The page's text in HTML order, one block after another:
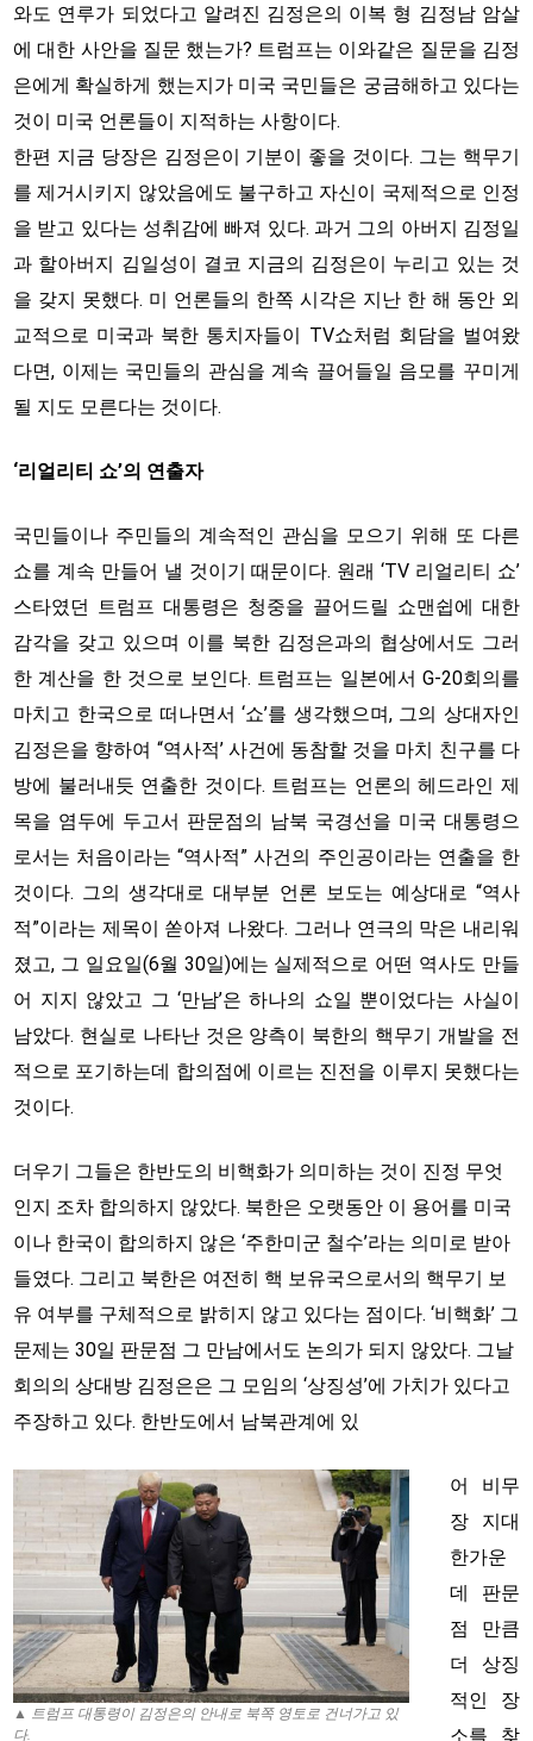
와도 연루가 되었다고 알려진 김정은의 이복 형 김정남 암살
에 대한 사안을 질문 했는가? 트럼프는 이와같은 질문을 김정
은에게 확실하게 했는지가 미국 국민들은 궁금해하고 있다는
것이 미국 언론들이 지적하는 사항이다.
한편 지금 당장은 김정은이 기분이 좋을 것이다. 그는 핵무기
를 제거시키지 않았음에도 불구하고 자신이 국제적으로 인정
을 받고 있다는 성취감에 빠져 있다. 과거 그의 아버지 김정일
과 할아버지 김일성이 결코 지금의 김정은이 누리고 있는 것
을 갖지 못했다. 미 언론들의 한쪽 시각은 지난 한 해 동안 외
교적으로 미국과 북한 통치자들이 TV쇼처럼 회담을 벌여왔
다면, 이제는 국민들의 관심을 계속 끌어들일 음모를 꾸미게
될 지도 모른다는 것이다.
‘리얼리티 쇼’의 연출자
국민들이나 주민들의 계속적인 관심을 모으기 위해 또 다른
쇼를 계속 만들어 낼 것이기 때문이다. 원래 ‘TV 리얼리티 쇼’
스타였던 트럼프 대통령은 청중을 끌어드릴 쇼맨쉽에 대한
감각을 갖고 있으며 이를 북한 김정은과의 협상에서도 그러
한 계산을 한 것으로 보인다. 트럼프는 일본에서 G-20회의를
마치고 한국으로 떠나면서 ‘쇼’를 생각했으며, 그의 상대자인
김정은을 향하여 “역사적’ 사건에 동참할 것을 마치 친구를 다
방에 불러내듯 연출한 것이다. 트럼프는 언론의 헤드라인 제
목을 염두에 두고서 판문점의 남북 국경선을 미국 대통령으
로서는 처음이라는 “역사적” 사건의 주인공이라는 연출을 한
것이다. 그의 생각대로 대부분 언론 보도는 예상대로 “역사
적”이라는 제목이 쏟아져 나왔다. 그러나 연극의 막은 내리워
졌고, 그 일요일(6월 30일)에는 실제적으로 어떤 역사도 만들
어 지지 않았고 그 ‘만남’은 하나의 쇼일 뿐이었다는 사실이
남았다. 현실로 나타난 것은 양측이 북한의 핵무기 개발을 전
적으로 포기하는데 합의점에 이르는 진전을 이루지 못했다는
것이다.
더우기 그들은 한반도의 비핵화가 의미하는 것이 진정 무엇
인지 조차 합의하지 않았다. 북한은 오랫동안 이 용어를 미국
이나 한국이 합의하지 않은 ‘주한미군 철수’라는 의미로 받아
들였다. 그리고 북한은 여전히 핵 보유국으로서의 핵무기 보
유 여부를 구체적으로 밝히지 않고 있다는 점이다. ‘비핵화’ 그
문제는 30일 판문점 그 만남에서도 논의가 되지 않았다. 그날
회의의 상대방 김정은은 그 모임의 ‘상징성’에 가치가 있다고
주장하고 있다. 한반도에서 남북관계에 있
▲ 트럼프 대통령이 김정은의 안내로 북쪽 영토로 건너가고 있
다.
어 비무
장 지대
한가운
데 판문
점 만큼
더 상징
적인 장
소를 찾